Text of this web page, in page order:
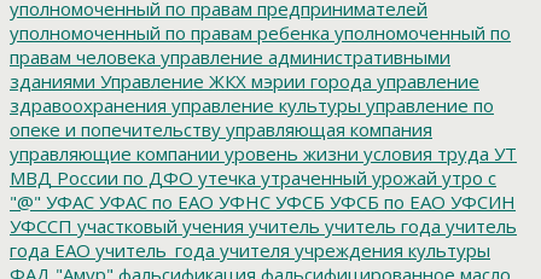
уполномоченный по правам предпринимателей
уполномоченный по правам ребенка уполномоченный по
правам человека управление административными
зданиями Управление ЖКХ мэрии города управление
здравоохранения управление культуры управление по
опеке и попечительству управляющая компания
управляющие компании уровень жизни условия труда УТ
МВД России по ДФО утечка утраченный урожай утро с
"@" УФАС УФАС по ЕАО УФНС УФСБ УФСБ по ЕАО УФСИН
УФССП участковый учения учитель учитель года учитель
года ЕАО учитель_года учителя учреждения культуры
ФАД "Амур" фальсификация фальсифицированное масло